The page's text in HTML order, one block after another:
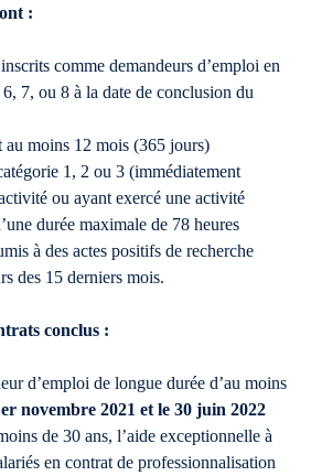
:
comme demandeurs d’emploi en
7, ou 8 à la date de conclusion du
au moins 12 mois (365 jours)
1, 2 ou 3 (immédiatement
ou ayant exercé une activité
durée maximale de 78 heures
à des actes positifs de recherche
des 15 derniers mois.
conclus :
d’emploi de longue durée d’au moins
novembre 2021 et le 30 juin 2022
de 30 ans, l’aide exceptionnelle à
en contrat de professionnalisation